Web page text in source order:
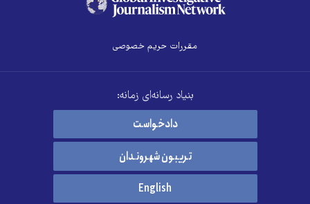
مقررات حریم خصوصی
بنیاد رسانه‌ای زمانه:
دادخواست
تریبون شهروندان
English